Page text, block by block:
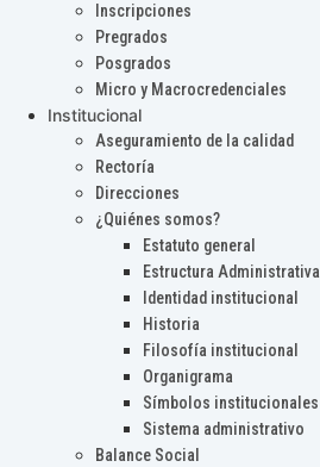
Inscripciones
Pregrados
Posgrados
Micro y Macrocredenciales
Institucional
Aseguramiento de la calidad
Rectoría
Direcciones
¿Quiénes somos?
Estatuto general
Estructura Administrativa
Identidad institucional
Historia
Filosofía institucional
Organigrama
Símbolos institucionales
Sistema administrativo
Balance Social